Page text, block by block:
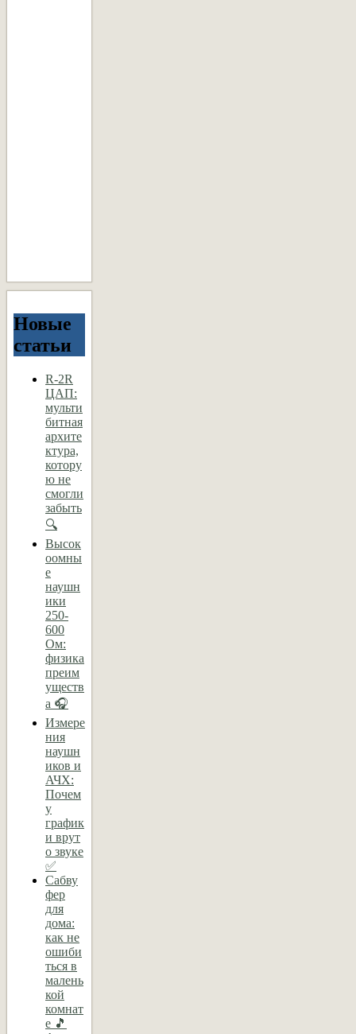
Новые
статьи
R-2R
ЦАП:
мульти
битная
архите
ктура,
котору
ю не
смогли
забыть
🔍
Высок
оомны
е
наушн
ики
250-
600
Ом:
физика
преим
уществ
а 🎧
Измере
ния
наушн
иков и
АЧХ:
Почем
у
график
и врут
о звуке
✅
Сабву
фер
для
дома:
как не
ошиби
ться в
малень
кой
комнат
е 🎵